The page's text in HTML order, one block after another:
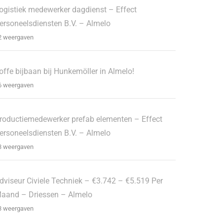
medewerker dagdienst – Effect
B.V. – Almelo
weergaven
bijbaan bij Hunkemöller in Almelo!
weergaven
prefab elementen – Effect
B.V. – Almelo
weergaven
Civiele Techniek – €3.742 – €5.519 Per
– Driessen – Almelo
weergaven